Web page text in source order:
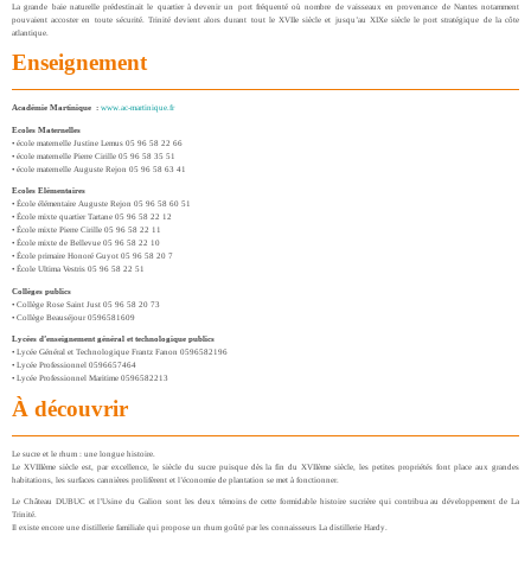
La grande baie naturelle prédestinait le quartier à devenir un port fréquenté où nombre de vaisseaux en provenance de Nantes notamment
pouvaient accoster en toute sécurité. Trinité devient alors durant tout le XVIIe siècle et jusqu’au XIXe siècle le port stratégique de la côte
atlantique.
Enseignement
Académie Martinique : www.ac-martinique.fr
Ecoles Maternelles
• école maternelle Justine Lemus 05 96 58 22 66
• école maternelle Pierre Cirille 05 96 58 35 51
• école maternelle Auguste Rejon 05 96 58 63 41
Ecoles Elémentaires
• École élémentaire Auguste Rejon 05 96 58 60 51
• École mixte quartier Tartane 05 96 58 22 12
• École mixte Pierre Cirille 05 96 58 22 11
• École mixte de Bellevue 05 96 58 22 10
• École primaire Honoré Guyot 05 96 58 20 7
• École Ultima Vestris 05 96 58 22 51
Collèges publics
• Collège Rose Saint Just 05 96 58 20 73
• Collège Beauséjour 0596581609
Lycées d’enseignement général et technologique publics
• Lycée Général et Technologique Frantz Fanon 0596582196
• Lycée Professionnel 0596657464
• Lycée Professionnel Maritime 0596582213
À découvrir
Le sucre et le rhum : une longue histoire.
Le XVIIIème siècle est, par excellence, le siècle du sucre puisque dès la fin du XVIIème siècle, les petites propriétés font place aux grandes
habitations, les surfaces cannières prolifèrent et l’économie de plantation se met à fonctionner.
Le Château DUBUC et l’Usine du Galion sont les deux témoins de cette formidable histoire sucrière qui contribua au développement de La
Trinité.
Il existe encore une distillerie familiale qui propose un rhum goûté par les connaisseurs La distillerie Hardy.